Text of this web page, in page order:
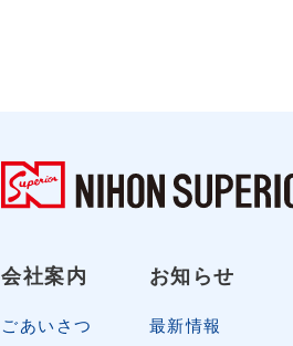
会社案内
ごあいさつ
お知らせ
最新情報